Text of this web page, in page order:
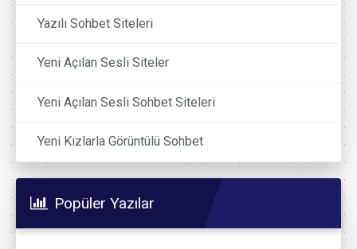
Yazılı Sohbet Siteleri
Yeni Açılan Sesli Siteler
Yeni Açılan Sesli Sohbet Siteleri
Yeni Kızlarla Görüntülü Sohbet
Popüler Yazılar